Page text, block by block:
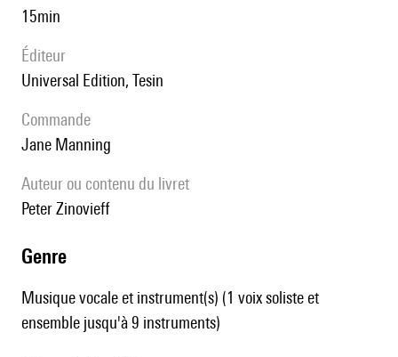
15min
éditeur
Universal Edition, Tesin
Commande
Jane Manning
Auteur ou contenu du livret
Peter Zinovieff
genre
Musique vocale et instrument(s) (1 voix soliste et
ensemble jusqu'à 9 instruments)